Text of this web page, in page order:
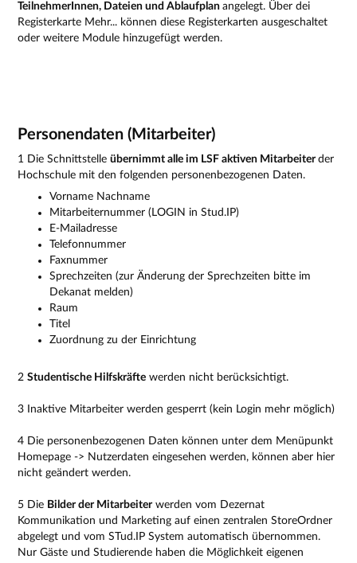
TeilnehmerInnen, Dateien und Ablaufplanangelegt. Über dei
Registerkarte Mehr... können diese Registerkarten ausgeschaltet
oder weitere Module hinzugefügt werden.
Personendaten (Mitarbeiter)
1 Die Schnittstelleübernimmt alle im LSF aktiven Mitarbeiterder
Hochschule mit den folgenden personenbezogenen Daten.
Vorname Nachname
Mitarbeiternummer (LOGIN in Stud.IP)
E-Mailadresse
Telefonnummer
Faxnummer
Sprechzeiten (zur Änderung der Sprechzeiten bitte im
Dekanat melden)
Raum
Titel
Zuordnung zu der Einrichtung
2Studentische Hilfskräfte werden nicht berücksichtigt.
3 Inaktive Mitarbeiter werden gesperrt (kein Login mehr möglich)
4 Die personenbezogenen Daten können unter dem Menüpunkt
Homepage -> Nutzerdaten eingesehen werden, können aber hier
nicht geändert werden.
5 Die Bilder der Mitarbeiterwerden vom Dezernat
Kommunikation und Marketing auf einen zentralen StoreOrdner
abgelegt und vom STud.IP System automatisch übernommen.
Nur Gäste und Studierende haben die Möglichkeit eigenen